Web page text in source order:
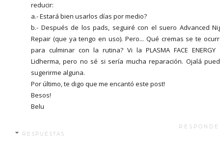
reducir:
a.- Estará bien usarlos días por medio?
b.- Después de los pads, seguiré con el suero Advanced
Repair (que ya tengo en uso). Pero... Qué cremas se te
para culminar con la rutina? Vi la PLASMA FACE ENERGY
Lidherma, pero no sé si sería mucha reparación. Ojalá
sugerirme alguna.
Por último, te digo que me encantó este post!
Besos!
Belu
RESPUESTAS